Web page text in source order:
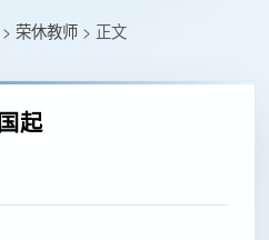
> 荣休教师 > 正文
国起